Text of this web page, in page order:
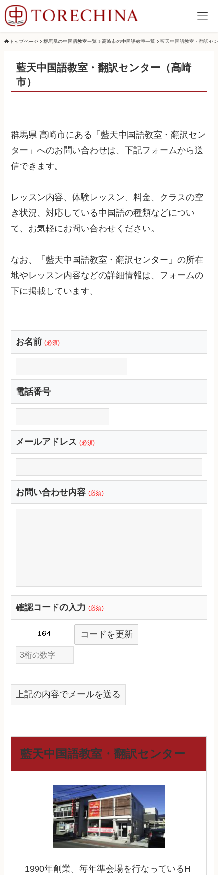
トップページ 群馬県の中国語教室一覧 高崎市の中国語教室一覧 藍天中国語教室・翻訳セ
藍天中国語教室・翻訳センター（高崎
市）
群馬県 高崎市にある「藍天中国語教室・翻訳セン
ター」へのお問い合わせは、下記フォームから送
信できます。
レッスン内容、体験レッスン、料金、クラスの空
き状況、対応している中国語の種類などについ
て、お気軽にお問い合わせください。
なお、「藍天中国語教室・翻訳センター」の所在
地やレッスン内容などの詳細情報は、フォームの
下に掲載しています。
お名前 (必須)
電話番号
メールアドレス (必須)
お問い合わせ内容 (必須)
確認コードの入力(必須)
コードを更新
上記の内容でメールを送る
藍天中国語教室・翻訳センター
1990年創業。毎年準会場を行なっているH